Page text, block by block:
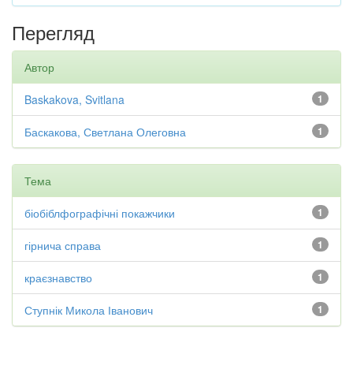
Перегляд
Автор
1
Baskakova, Svitlana
1
Баскакова, Светлана Олеговна
Тема
1
біобіблфографічні покажчики
1
гірнича справа
1
краєзнавство
1
Ступнік Микола Іванович